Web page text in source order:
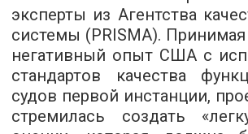
эксперты из Агентства
системы (PRISMA).
негативный опыт США с
стандартов качества
судов первой инстанции,
стремилась создать